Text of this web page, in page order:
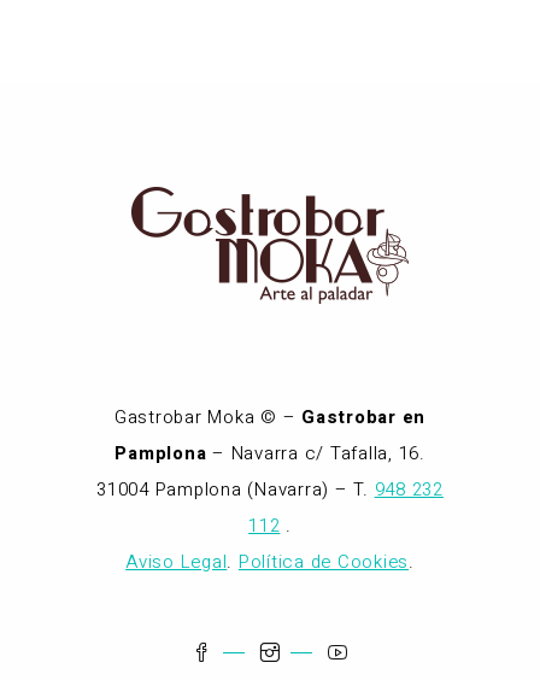
Gastrobar Moka © – Gastrobar en
Pamplona – Navarra c/ Tafalla, 16.
31004 Pamplona (Navarra) – T. 948 232
112 .
Aviso Legal. Política de Cookies.